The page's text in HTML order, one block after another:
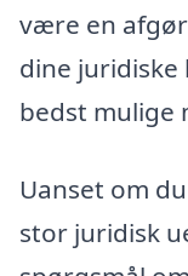
være en
dine
bedst mulige
Uanset om
stor juridisk